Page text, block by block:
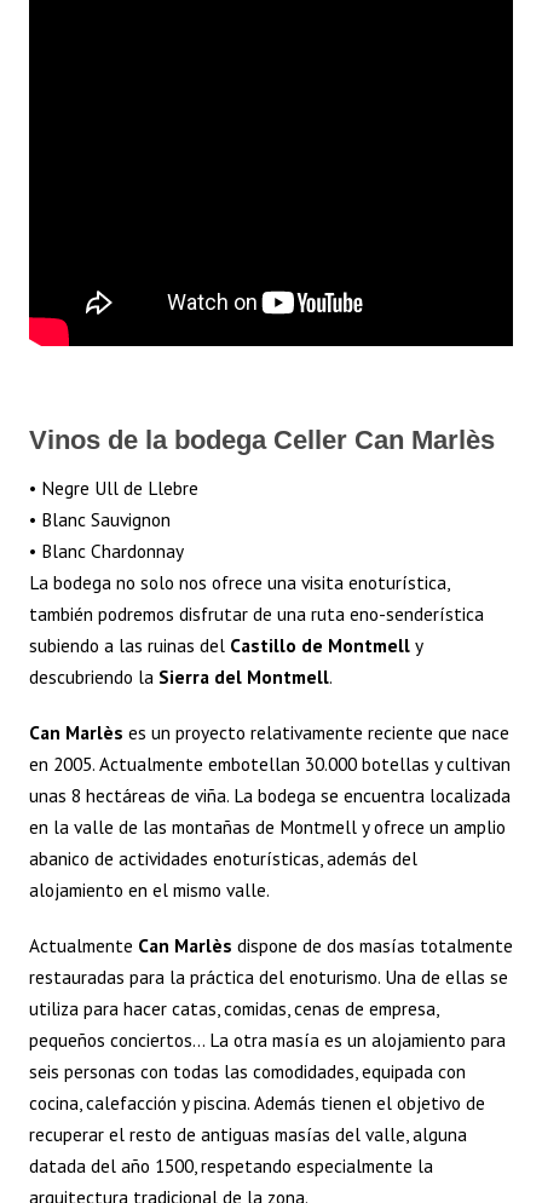
Vinos de la bodega Celler Can Marlès
• Negre Ull de Llebre
• Blanc Sauvignon
• Blanc Chardonnay
La bodega no solo nos ofrece una visita enoturística,
también podremos disfrutar de una ruta eno-senderística
subiendo a las ruinas del Castillo de Montmell y
descubriendo la Sierra del Montmell.
Can Marlès es un proyecto relativamente reciente que nace
en 2005. Actualmente embotellan 30.000 botellas y cultivan
unas 8 hectáreas de viña. La bodega se encuentra localizada
en la valle de las montañas de Montmell y ofrece un amplio
abanico de actividades enoturísticas, además del
alojamiento en el mismo valle.
Actualmente Can Marlès dispone de dos masías totalmente
restauradas para la práctica del enoturismo. Una de ellas se
utiliza para hacer catas, comidas, cenas de empresa,
pequeños conciertos… La otra masía es un alojamiento para
seis personas con todas las comodidades, equipada con
cocina, calefacción y piscina. Además tienen el objetivo de
recuperar el resto de antiguas masías del valle, alguna
datada del año 1500, respetando especialmente la
arquitectura tradicional de la zona.